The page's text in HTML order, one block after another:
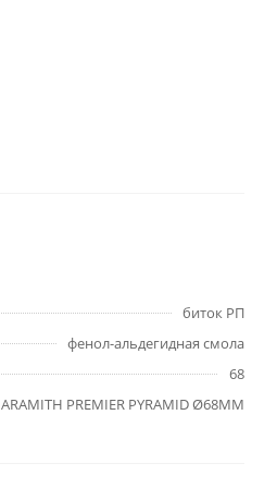
биток РП
фенол-альдегидная смола
68
ARAMITH PREMIER PYRAMID Ø68ММ